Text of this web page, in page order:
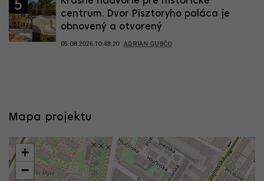
5
centrum. Dvor Pisztoryho paláca je
obnovený a otvorený
05.08.2026 10:48:20 ADRIAN GUBČO
Mapa projektu
+
−